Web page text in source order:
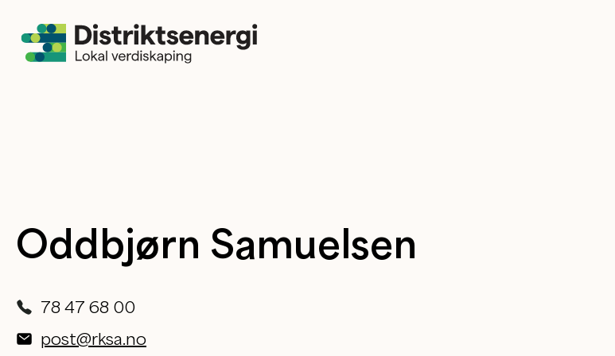
Oddbjørn Samuelsen
78 47 68 00
post@rksa.no